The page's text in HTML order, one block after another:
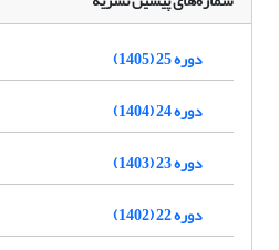
دوره 25 (1405)
دوره 24 (1404)
دوره 23 (1403)
دوره 22 (1402)